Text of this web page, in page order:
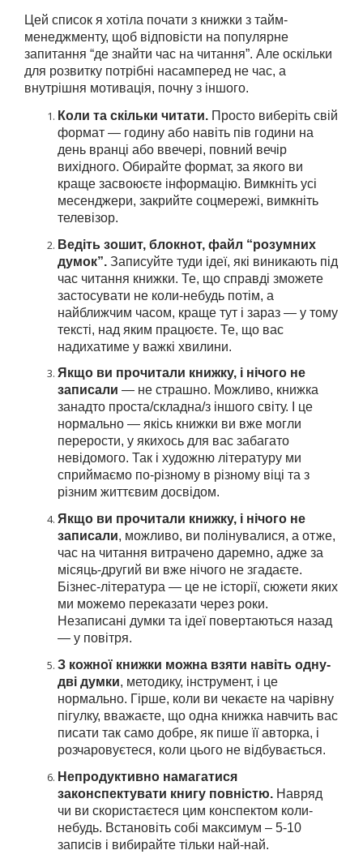
Цей список я хотіла почати з книжки з тайм-
менеджменту, щоб відповісти на популярне
запитання “де знайти час на читання”. Але оскільки
для розвитку потрібні насамперед не час, а
внутрішня мотивація, почну з іншого.
Коли та скільки читати.Просто виберіть свій
формат — годину або навіть пів години на
день вранці або ввечері, повний вечір
вихідного. Обирайте формат, за якого ви
краще засвоюєте інформацію. Вимкніть усі
месенджери, закрийте соцмережі, вимкніть
телевізор.
Ведіть зошит, блокнот, файл “розумних
думок”.Записуйте туди ідеї, які виникають під
час читання книжки. Те, що справді зможете
застосувати не коли-небудь потім, а
найближчим часом, краще тут і зараз — у тому
тексті, над яким працюєте. Те, що вас
надихатиме у важкі хвилини.
Якщо ви прочитали книжку, і нічого не
записали — не страшно. Можливо, книжка
занадто проста/складна/з іншого світу. І це
нормально — якісь книжки ви вже могли
перерости, у якихось для вас забагато
невідомого. Так і художню літературу ми
сприймаємо по-різному в різному віці та з
різним життєвим досвідом.
Якщо ви прочитали книжку, і нічого не
записали, можливо, ви полінувалися, а отже,
час на читання витрачено даремно, адже за
місяць-другий ви вже нічого не згадаєте.
Бізнес-література — це не історії, сюжети яких
ми можемо переказати через роки.
Незаписані думки та ідеї повертаються назад
— у повітря.
З кожної книжки можна взяти навіть одну-
дві думки, методику, інструмент, і це
нормально. Гірше, коли ви чекаєте на чарівну
пігулку, вважаєте, що одна книжка навчить вас
писати так само добре, як пише її авторка, і
розчаровуєтеся, коли цього не відбувається.
Непродуктивно намагатися
законспектувати книгу повністю.Навряд
чи ви скористаєтеся цим конспектом коли-
небудь. Встановіть собі максимум – 5-10
записів і вибирайте тільки най-най.